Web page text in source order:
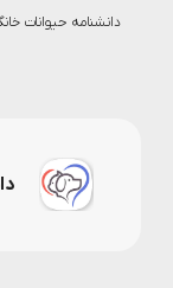
دانشنامه حیوانات